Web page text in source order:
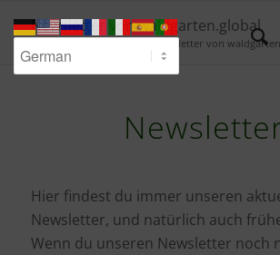
Newsletter von waldgarten.global
Newsletter von
Hier findest du immer unseren
Newsletter, und natürlich auch
Wenn du unseren Newsletter noch